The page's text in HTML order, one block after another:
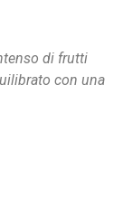
di frutti
con una